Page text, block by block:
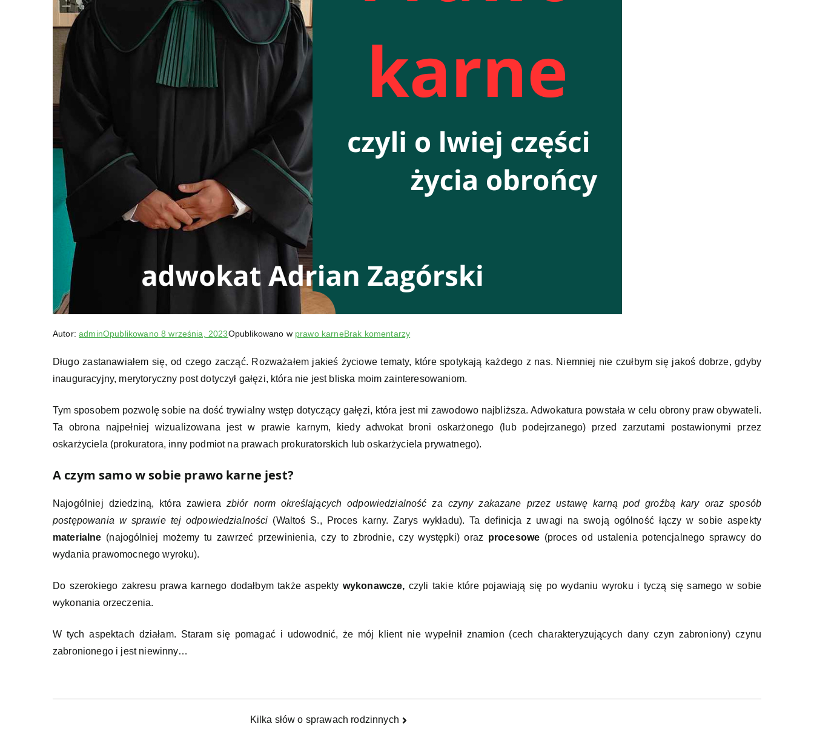
Autor:adminOpublikowano8 września, 2023Opublikowano w prawo karneBrak komentarzydo
karne,
czyli
część
życia
obrońcy
Długo zastanawiałem się, od czego zacząć. Rozważałem jakieś życiowe tematy, które spotykają każdego z nas. Niemniej nie czułbym się jakoś dobrze, gdyby
inauguracyjny, merytoryczny post dotyczył gałęzi, która nie jest bliska moim zainteresowaniom.
Tym sposobem pozwolę sobie na dość trywialny wstęp dotyczący gałęzi, która jest mi zawodowo najbliższa. Adwokatura powstała w celu obrony praw obywateli.
Ta obrona najpełniej wizualizowana jest w prawie karnym, kiedy adwokat broni oskarżonego (lub podejrzanego) przed zarzutami postawionymi przez
oskarżyciela (prokuratora, inny podmiot na prawach prokuratorskich lub oskarżyciela prywatnego).
A czym samo w sobie prawo karne jest?
Najogólniej dziedziną, która zawiera zbiór norm określających odpowiedzialność za czyny zakazane przez ustawę karną pod groźbą kary oraz sposób
postępowania w sprawie tej odpowiedzialności (Waltoś S., Proces karny. Zarys wykładu). Ta definicja z uwagi na swoją ogólność łączy w sobie aspekty
materialne (najogólniej możemy tu zawrzeć przewinienia, czy to zbrodnie, czy występki) oraz procesowe (proces od ustalenia potencjalnego sprawcy do
wydania prawomocnego wyroku).
Do szerokiego zakresu prawa karnego dodałbym także aspekty wykonawcze, czyli takie które pojawiają się po wydaniu wyroku i tyczą się samego w sobie
wykonania orzeczenia.
W tych aspektach działam. Staram się pomagać i udowodnić, że mój klient nie wypełnił znamion (cech charakteryzujących dany czyn zabroniony) czynu
zabronionego i jest niewinny…
Kilka słów o sprawach rodzinnych